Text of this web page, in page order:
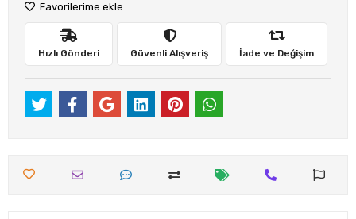
Favorilerime ekle
Hızlı Gönderi Güvenli Alışveriş İade ve Değişim